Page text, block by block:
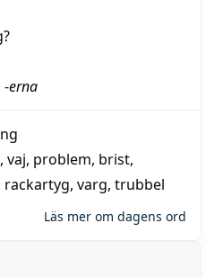
?
-erna
, vaj, problem, brist,
rackartyg, varg, trubbel
Läs mer om dagens ord